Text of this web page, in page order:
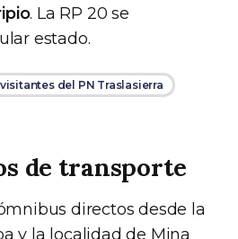
. La RP 20 se
estado.
del PN Traslasierra
de transporte
directos desde la
y la localidad de Mina